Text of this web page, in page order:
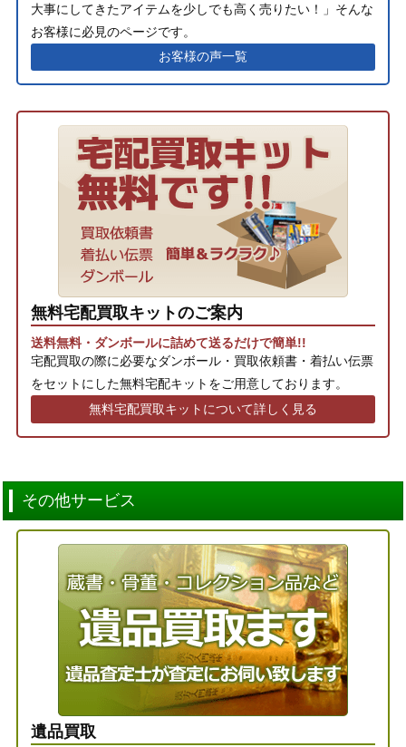
大事にしてきたアイテムを少しでも高く売りたい！」そんな
お客様に必見のページです。
お客様の声一覧
無料宅配買取キットのご案内
送料無料・ダンボールに詰めて送るだけで簡単!!
宅配買取の際に必要なダンボール・買取依頼書・着払い伝票
をセットにした無料宅配キットをご用意しております。
無料宅配買取キットについて詳しく見る
その他サービス
遺品買取